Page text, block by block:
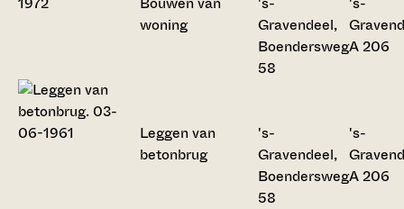
woning
Gravendeel,
Boendersweg
58
A 206
Leggen van
betonbrug
's-
Gravendeel,
Boendersweg
58
's-
A 206